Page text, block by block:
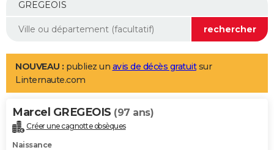
Mobiles
Meilleur smartphone
Internet
Ordinateurs
Jeux vidéo
Guide high-tech
Aménagement intérieur
LIFESTYLE
Art de vivre
Bien-être
Loisirs
Mode
Modes de vie
Alimentation
Guide de la santé
Maladies
Médicaments
Sommeil
VOYAGE
Destinations
City break
Voyage nature
Voyage de noces
Forum
Climat
+PHOTO
NOUVEAU : publiez un avis de décès gratuitsur
Linternaute.com
Marcel GREGEOIS (97 ans)
Créer une cagnotte obsèques
Naissance